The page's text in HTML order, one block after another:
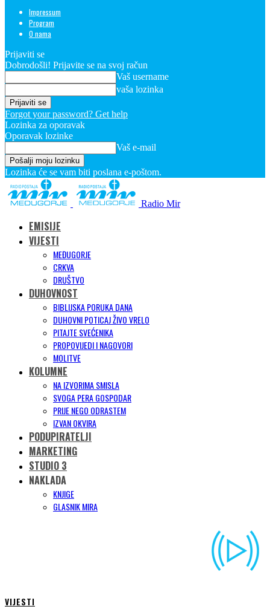
Impressum
Program
O nama
Prijaviti se
Dobrodošli! Prijavite se na svoj račun
Vaš username
vaša lozinka
Forgot your password? Get help
Lozinka za oporavak
Oporavak lozinke
Vaš e-mail
Lozinka će se vam biti poslana e-poštom.
Radio Mir
EMISIJE
VIJESTI
MEĐUGORJE
CRKVA
DRUŠTVO
DUHOVNOST
BIBLIJSKA PORUKA DANA
DUHOVNI POTICAJ ŽIVO VRELO
PITAJTE SVEĆENIKA
PROPOVIJEDI I NAGOVORI
MOLITVE
KOLUMNE
NA IZVORIMA SMISLA
SVOGA PERA GOSPODAR
PRIJE NEGO ODRASTEM
IZVAN OKVIRA
PODUPIRATELJI
MARKETING
STUDIO 3
NAKLADA
KNJIGE
GLASNIK MIRA
VIJESTI